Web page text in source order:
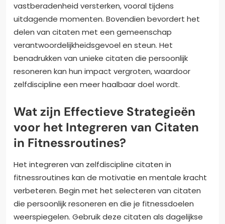
vastberadenheid versterken, vooral tijdens
uitdagende momenten. Bovendien bevordert het
delen van citaten met een gemeenschap
verantwoordelijkheidsgevoel en steun. Het
benadrukken van unieke citaten die persoonlijk
resoneren kan hun impact vergroten, waardoor
zelfdiscipline een meer haalbaar doel wordt.
Wat zijn Effectieve Strategieën
voor het Integreren van Citaten
in Fitnessroutines?
Het integreren van zelfdiscipline citaten in
fitnessroutines kan de motivatie en mentale kracht
verbeteren. Begin met het selecteren van citaten
die persoonlijk resoneren en die je fitnessdoelen
weerspiegelen. Gebruik deze citaten als dagelijkse